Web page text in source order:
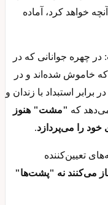
خواهد کرد، آماده
چهره جوانانی که در
که خاموش شده‌اند و در
استبداد با زندان و
که "مشت" هنوز
خود را می‌پردازد.
تعیین‌کننده
می‌کنند نه "پشت‌ها"